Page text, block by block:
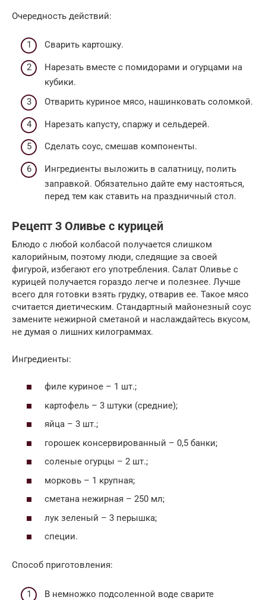
Очередность действий:
Сварить картошку.
Нарезать вместе с помидорами и огурцами на
кубики.
Отварить куриное мясо, нашинковать соломкой.
Нарезать капусту, спаржу и сельдерей.
Сделать соус, смешав компоненты.
Ингредиенты выложить в салатницу, полить
заправкой. Обязательно дайте ему настояться,
перед тем как ставить на праздничный стол.
Рецепт 3 Оливье с курицей
Блюдо с любой колбасой получается слишком
калорийным, поэтому люди, следящие за своей
фигурой, избегают его употребления. Салат Оливье с
курицей получается гораздо легче и полезнее. Лучше
всего для готовки взять грудку, отварив ее. Такое мясо
считается диетическим. Стандартный майонезный соус
замените нежирной сметаной и наслаждайтесь вкусом,
не думая о лишних килограммах.
Ингредиенты:
филе куриное – 1 шт.;
картофель – 3 штуки (средние);
яйца – 3 шт.;
горошек консервированный – 0,5 банки;
соленые огурцы – 2 шт.;
морковь – 1 крупная;
сметана нежирная – 250 мл;
лук зеленый – 3 перышка;
специи.
Способ приготовления:
В немножко подсоленной воде сварите